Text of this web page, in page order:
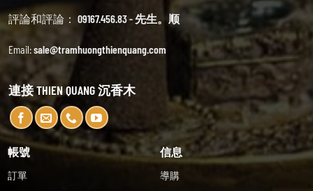
評論和評論： 09167.456.83 - 先生。顺
Email:sale@tramhuongthienquang.com
連接 THIEN QUANG 沉香木
帳號
訂單
信息
導購